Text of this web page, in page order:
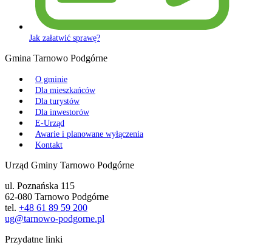
Jak załatwić sprawę?
Gmina Tarnowo Podgórne
O gminie
Dla mieszkańców
Dla turystów
Dla inwestorów
E-Urząd
Awarie i planowane wyłączenia
Kontakt
Urząd Gminy Tarnowo Podgórne
ul. Poznańska 115
62-080 Tarnowo Podgórne
tel. +48 61 89 59 200
ug@tarnowo-podgorne.pl
Przydatne linki